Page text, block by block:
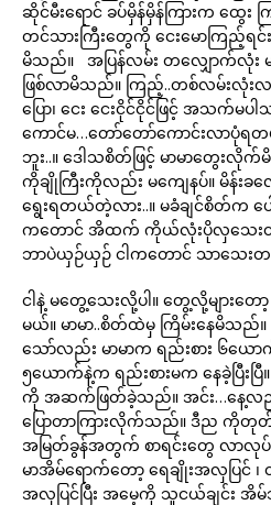
ဆိုင်မီးရောင် ခပ်မှိန်မှိန်ကြားက ထွေ
တင်သားကြီးတွေကို ငေးမောကြည့်ရ
မိသည်။ အပြန်လမ်း တလျှောက်လုံး မ
ဖြစ်လာမိသည်။ ကြည့်..တစ်လမ်းလုံ
ပြော၊ ငေး ငေးငိုင်ငိုင်ဖြင့် အသက်
ကောင်မ…တော်တော်ကောင်းလာပုံရတယ်
ဘူး..။ ဒေါသစိတ်ဖြင့် မာမာတွေး
ကိုချိုကြီးကိုလည်း မကျေနပ်။ မိန်း
ရွေးရတယ်တဲ့လား..။ မခံချင်စိတ်က ပေ
ကတောင် အိထက် ကိုယ်လုံးပိုလှသေး
ဘာပဲယှဉ်ယှဉ် ငါကတောင် သာသေး
ငါနဲ့ မတွေ့သေးလို့ပါ။ တွေ့လို့များတ
မယ်။ မာမာ..စိတ်ထဲမှ ကြိမ်းနေမိသ
သော်လည်း မာမာက ရည်းစား ၆ယောက်
၅ယောက်နဲ့က ရည်းစားမက နေခဲ့ပြီ
ကို အဆက်ဖြတ်ခဲ့သည်။ အင်း…နေ့လ
ပြောတာကြားလိုက်သည်။ ဒီည ကိုတုတ်က
အမြတ်ခွန်အတွက် စာရင်းတွေ လာလုပ်
မာအိမ်ရောက်တော့ ရေချိုးအလှပြင် ၊
အလှပြင်ပြီး အမေ့ကို သူငယ်ချင်း အိမ်